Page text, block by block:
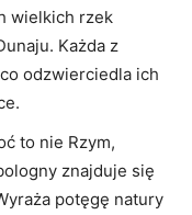
wielkich rzek
Każda z
odzwierciedla ich
to nie Rzym,
znajduje się
potęgę natury